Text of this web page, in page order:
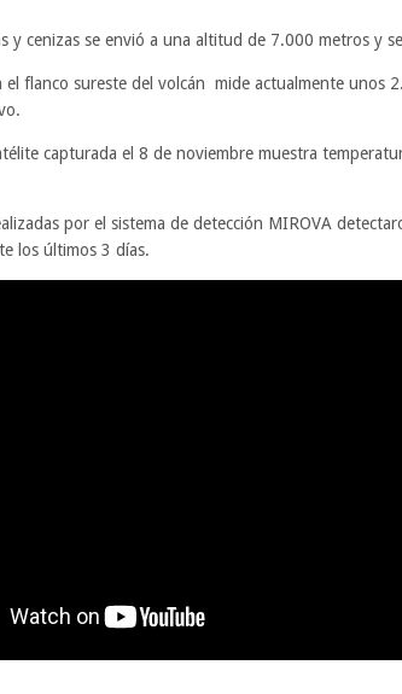
y cenizas se envió a una altitud de 7.000 metros y
el flanco sureste del volcán mide actualmente unos
capturada el 8 de noviembre muestra
por el sistema de detección MIROVA
los últimos 3 días.